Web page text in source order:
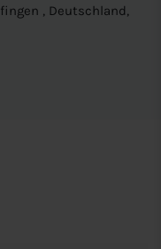
, Deutschland,